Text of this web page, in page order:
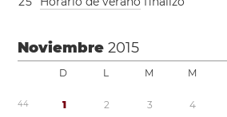
Noviembre2015
D L M M
44 1 2 3 4